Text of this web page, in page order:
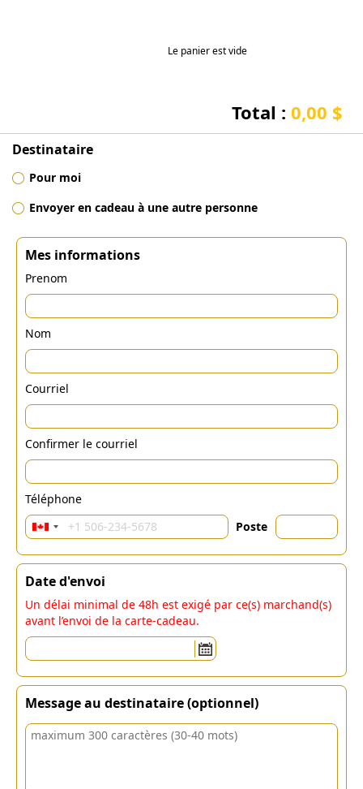
Le panier est vide
Total : 0,00 $
Destinataire
Pour moi
Envoyer en cadeau à une autre personne
Mes informations
Prenom
Nom
Courriel
Confirmer le courriel
Téléphone
Poste
Date d'envoi
Un délai minimal de 48h est exigé par ce(s) marchand(s)
avant l’envoi de la carte-cadeau.
Message au destinataire (optionnel)